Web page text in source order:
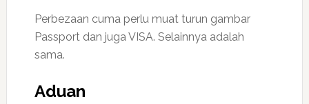
Perbezaan cuma perlu muat turun gambar
Passport dan juga VISA. Selainnya adalah
sama.
Aduan